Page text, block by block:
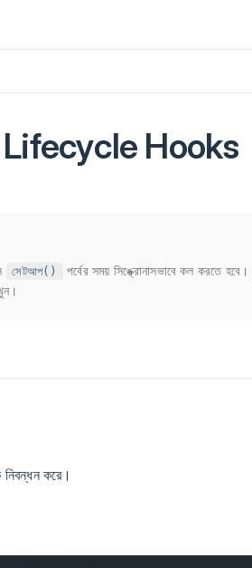
Hooks
সেটআপ()
পর্বের সময় সিঙ্ক্রোনাসভাবে কল করতে
করে।